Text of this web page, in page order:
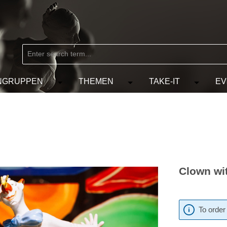
the category MARKEN
the dropdown menu from the category KÜNSTLER
Open or close the dropdown menu from the
THEMEN Open or close the
TAKE-IT Open or
Clown
To